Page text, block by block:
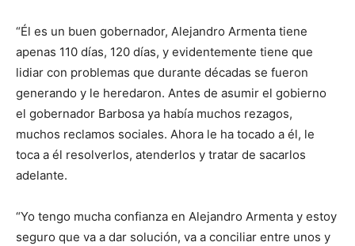
“Él es un buen gobernador, Alejandro Armenta tiene
apenas 110 días, 120 días, y evidentemente tiene que
lidiar con problemas que durante décadas se fueron
generando y le heredaron. Antes de asumir el gobierno
el gobernador Barbosa ya había muchos rezagos,
muchos reclamos sociales. Ahora le ha tocado a él, le
toca a él resolverlos, atenderlos y tratar de sacarlos
adelante.
“Yo tengo mucha confianza en Alejandro Armenta y estoy
seguro que va a dar solución, va a conciliar entre unos y